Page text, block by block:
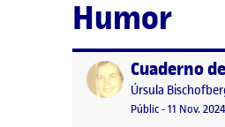
Humor
Publicat per
Publicat per
Úrsula
Visibilitat:
Públic-Data de
11 Nov. 2024